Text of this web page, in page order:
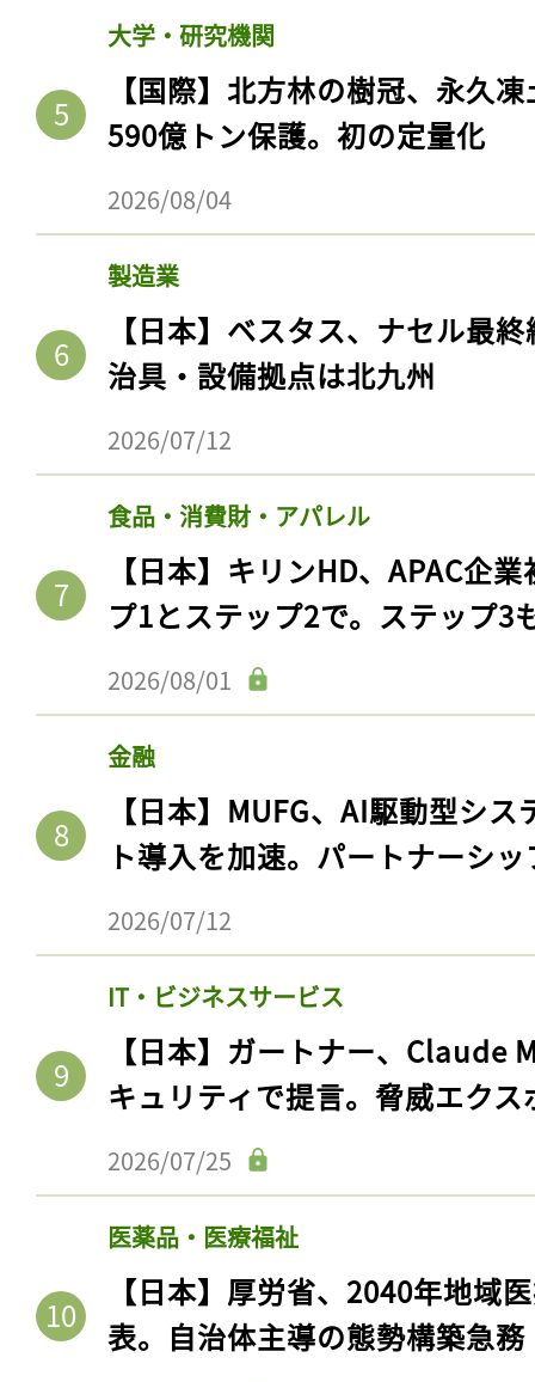
大学・研究機関
【国際】北方林の樹冠、永久
590億トン保護。初の定量化
2026/08/04
製造業
【日本】ベスタス、ナセル最
治具・設備拠点は北九州
2026/07/12
食品・消費財・アパレル
【日本】キリンHD、APAC企
プ1とステップ2で。ステップ3
2026/08/01
金融
【日本】MUFG、AI駆動型シ
ト導入を加速。パートナーシ
2026/07/12
IT・ビジネスサービス
【日本】ガートナー、Claude
キュリティで提言。脅威エク
2026/07/25
医薬品・医療福祉
【日本】厚労省、2040年地域
表。自治体主導の態勢構築急務